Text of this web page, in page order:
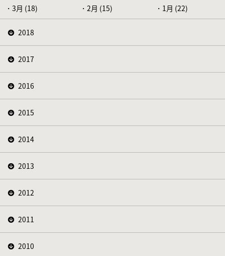
3月 (18) 2月 (15) 1月 (22)
2018
2017
2016
2015
2014
2013
2012
2011
2010